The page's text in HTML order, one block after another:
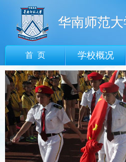
华南师范
首 页 学校概况